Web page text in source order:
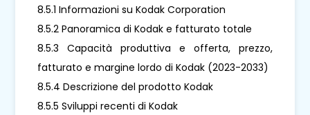
8.5.1 Informazioni su Kodak Corporation
8.5.2 Panoramica di Kodak e fatturato totale
8.5.3 Capacità produttiva e offerta, prezzo,
fatturato e margine lordo di Kodak (2023-2033)
8.5.4 Descrizione del prodotto Kodak
8.5.5 Sviluppi recenti di Kodak